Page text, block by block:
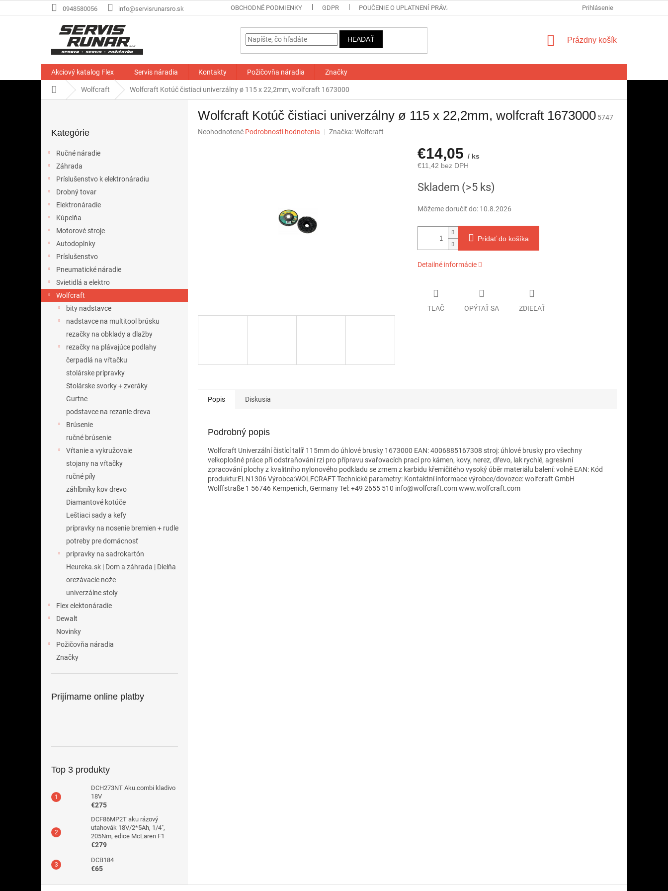
na
0948580056 info@servisrunarsro.sk OBCHODNÉ PODMIENKY GDPR POUČENIE O UPLATNENÍ PRÁVA SPOTREBITEĽA NA ODSTÚPENIE OD ZMLUVY FORMULÁR NA
Prihlásenie
HĽADAŤ
NÁKUPNÝ
Prázdny košík
Akciový katalog Flex Servis náradia Kontakty Požičovňa náradia Značky
DomovWolfcraft Wolfcraft Kotúč čistiaci univerzálny ø 115 x 22,2mm, wolfcraft 1673000
kategórie
Kategórie
Ručné náradie
Záhrada
Príslušenstvo k elektronáradiu
Drobný tovar
Elektronáradie
Kúpelňa
Motorové stroje
Autodoplnky
Príslušenstvo
Pneumatické náradie
Svietidlá a elektro
Wolfcraft
bity nadstavce
nadstavce na multitool brúsku
rezačky na obklady a dlažby
rezačky na plávajúce podlahy
čerpadlá na vŕtačku
stolárske prípravky
Stolárske svorky + zveráky
Gurtne
podstavce na rezanie dreva
Brúsenie
ručné brúsenie
Vŕtanie a vykružovaie
stojany na vŕtačky
ručné píly
záhlbníky kov drevo
Diamantové kotúče
Leštiaci sady a kefy
prípravky na nosenie bremien + rudle
potreby pre domácnosť
prípravky na sadrokartón
Heureka.sk | Dom a záhrada | Dielňa
orezávacie nože
univerzálne stoly
Flex elektonáradie
Dewalt
Novinky
Požičovňa náradia
Značky
Prijímame online platby
Top 3 produkty
DCH273NT Aku.combi kladivo
18V
€275
DCF86MP2T aku rázový
utahovák 18V/2*5Ah, 1/4",
205Nm, edice McLaren F1
€279
DCB184
€65
Wolfcraft Kotúč čistiaci univerzálny ø 115 x 22,2mm, wolfcraft 1673000 5747
Priemerné
Neohodnotené Podrobnosti hodnotenia Značka:Wolfcraft
€14,05 / ks
€11,42 bez DPH
cena:
Skladem (>5 ks)
Môžeme doručiť do: 10.8.2026
Pridať do košíka
Detailné informácie
TLAČ OPÝTAŤ SA ZDIEĽAŤ
Popis Diskusia
Podrobný popis
Wolfcraft Univerzální čistící talíř 115mm do úhlové brusky 1673000 EAN: 4006885167308 stroj: úhlové brusky pro všechny
velkoplošné práce při odstraňování rzi pro přípravu svařovacích prací pro kámen, kovy, nerez, dřevo, lak rychlé, agresivní
zpracování plochy z kvalitního nylonového podkladu se zrnem z karbidu křemičitého vysoký úběr materiálu balení: volně EAN: Kód
produktu:ELN1306 Výrobca:WOLFCRAFT Technické parametry: Kontaktní informace výrobce/dovozce: wolfcraft GmbH
Wolffstraße 1 56746 Kempenich, Germany Tel: +49 2655 510 info@wolfcraft.com www.wolfcraft.com